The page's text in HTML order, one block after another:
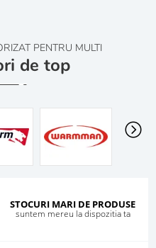
PENTRU MULTI
de top
STOCURI MARI DE PRODUSE
suntem mereu la dispozitia ta